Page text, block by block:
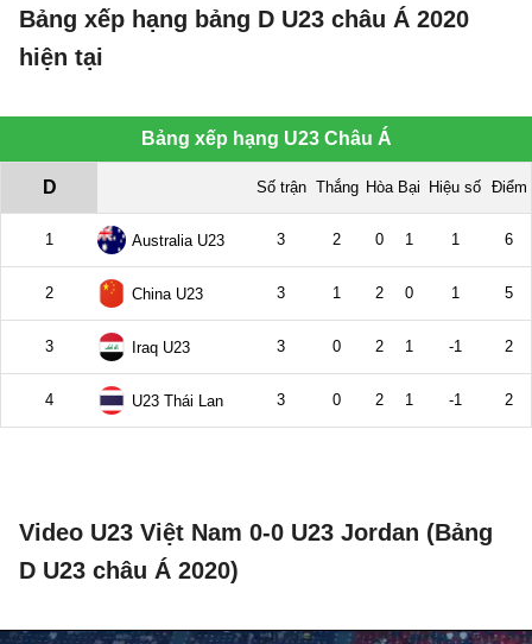
Bảng xếp hạng bảng D U23 châu Á 2020
hiện tại
Video U23 Việt Nam 0-0 U23 Jordan (Bảng
D U23 châu Á 2020)